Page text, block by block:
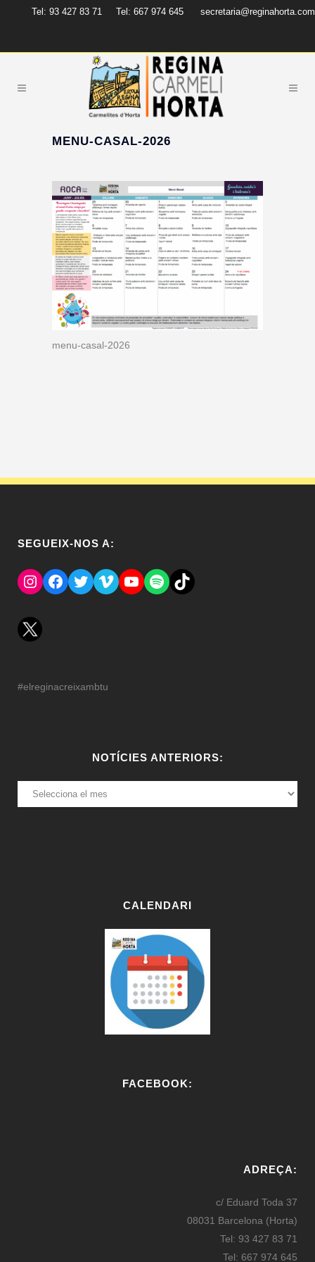
Tel: 93 427 83 71 Tel: 667 974 645 secretaria@reginahorta.com
MENU-CASAL-2026
menu-casal-2026
SEGUEIX-NOS A:
Instagram
Facebook
TwitterVimeoYouTube
SpotifyEl Tik Tok del Regina.
#elreginacreixambtu
NOTÍCIES ANTERIORS:
NOTÍCIES
ANTERIORS:
CALENDARI
FACEBOOK:
ADREÇA:
c/ Eduard Toda 37
08031 Barcelona (Horta)
Tel: 93 427 83 71
Tel: 667 974 645